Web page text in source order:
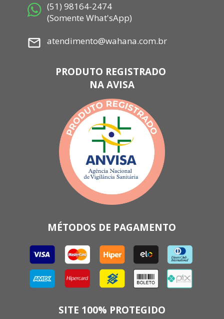
SITE 100% PROTEGIDO
MÉTODOS DE PAGAMENTO
(51) 98164-2474
(Somente What'sApp)
atendimento@wahana.com.br
PRODUTO REGISTRADO
NA AVISA